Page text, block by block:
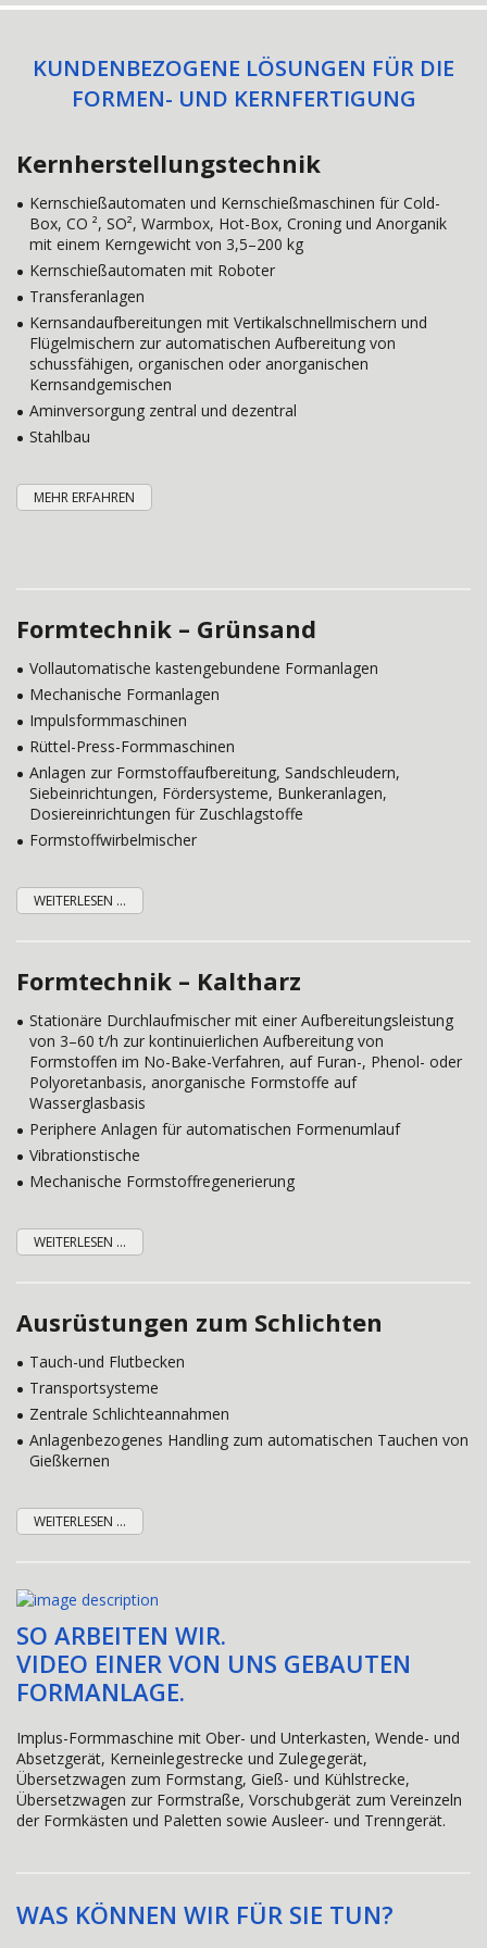
KUNDENBEZOGENE LÖSUNGEN FÜR DIE
FORMEN- UND KERNFERTIGUNG
Kernherstellungstechnik
Kernschießautomaten und Kernschießmaschinen für Cold-
Box, CO ², SO², Warmbox, Hot-Box, Croning und Anorganik
mit einem Kerngewicht von 3,5–200 kg
Kernschießautomaten mit Roboter
Transferanlagen
Kernsandaufbereitungen mit Vertikalschnellmischern und
Flügelmischern zur automatischen Aufbereitung von
schussfähigen, organischen oder anorganischen
Kernsandgemischen
Aminversorgung zentral und dezentral
Stahlbau
MEHR ERFAHREN
Formtechnik – Grünsand
Vollautomatische kastengebundene Formanlagen
Mechanische Formanlagen
Impulsformmaschinen
Rüttel-Press-Formmaschinen
Anlagen zur Formstoffaufbereitung, Sandschleudern,
Siebeinrichtungen, Fördersysteme, Bunkeranlagen,
Dosiereinrichtungen für Zuschlagstoffe
Formstoffwirbelmischer
WEITERLESEN ...
Formtechnik – Kaltharz
Stationäre Durchlaufmischer mit einer Aufbereitungsleistung
von 3–60 t/h zur kontinuierlichen Aufbereitung von
Formstoffen im No-Bake-Verfahren, auf Furan-, Phenol- oder
Polyoretanbasis, anorganische Formstoffe auf
Wasserglasbasis
Periphere Anlagen für automatischen Formenumlauf
Vibrationstische
Mechanische Formstoffregenerierung
WEITERLESEN ...
Ausrüstungen zum Schlichten
Tauch-und Flutbecken
Transportsysteme
Zentrale Schlichteannahmen
Anlagenbezogenes Handling zum automatischen Tauchen von
Gießkernen
WEITERLESEN ...
SO ARBEITEN WIR.
VIDEO EINER VON UNS GEBAUTEN
FORMANLAGE.
Implus-Formmaschine mit Ober- und Unterkasten, Wende- und
Absetzgerät, Kerneinlegestrecke und Zulegegerät,
Übersetzwagen zum Formstang, Gieß- und Kühlstrecke,
Übersetzwagen zur Formstraße, Vorschubgerät zum Vereinzeln
der Formkästen und Paletten sowie Ausleer- und Trenngerät.
WAS KÖNNEN WIR FÜR SIE TUN?